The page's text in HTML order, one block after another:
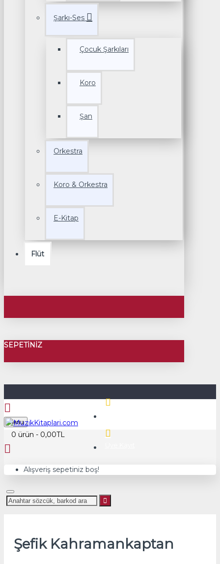
Şarkı-Ses
Çocuk Şarkıları
Koro
Şan
Orkestra
Koro & Orkestra
E-Kitap
Flüt
SEPETINIZ
Menu
0 ürün - 0,00TL
Alışveriş sepetiniz boş!
Şefik Kahramankaptan